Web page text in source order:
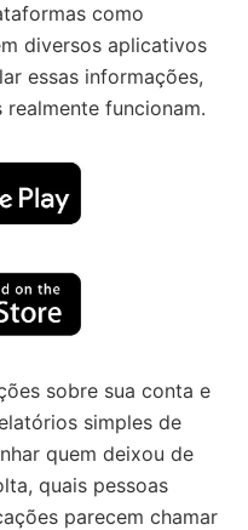
como
diversos aplicativos
essas informações,
funcionam.
sobre sua conta e
simples de
quem deixou de
quais pessoas
parecem chamar